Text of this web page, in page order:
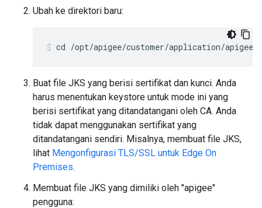
Ubah ke direktori baru:
cd /opt/apigee/customer/application/
Buat file JKS yang berisi sertifikat dan kunci. Anda
harus menentukan keystore untuk mode ini yang
berisi sertifikat yang ditandatangani oleh CA. Anda
tidak dapat menggunakan sertifikat yang
ditandatangani sendiri. Misalnya, membuat file JKS,
lihat Mengonfigurasi TLS/SSL untuk Edge On
Premises.
Membuat file JKS yang dimiliki oleh "apigee"
pengguna: